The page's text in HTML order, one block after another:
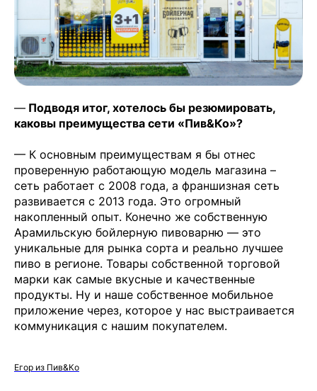
— Подводя итог, хотелось бы резюмировать,
каковы преимущества сети «Пив&Ко»?
— К основным преимуществам я бы отнес
проверенную работающую модель магазина –
сеть работает с 2008 года, а франшизная сеть
развивается с 2013 года. Это огромный
накопленный опыт. Конечно же собственную
Арамильскую бойлерную пивоварню — это
уникальные для рынка сорта и реально лучшее
пиво в регионе. Товары собственной торговой
марки как самые вкусные и качественные
продукты. Ну и наше собственное мобильное
приложение через, которое у нас выстраивается
коммуникация с нашим покупателем.
Егор из Пив&Ко